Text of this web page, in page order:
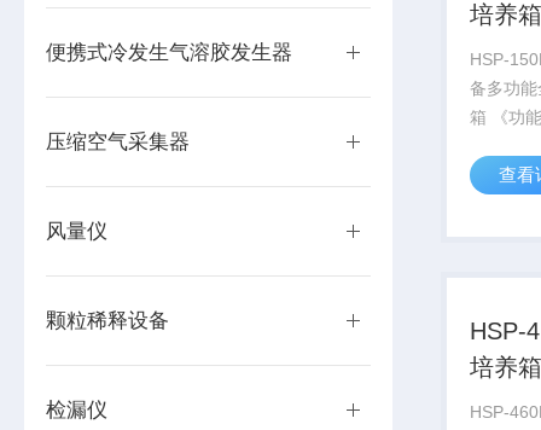
便携式冷发生气溶胶发生器
压缩空气采集器
风量仪
颗粒稀释设备
检漏仪
培养
HSP-
备多功
箱 《功能型》对需要一定温
药、育
查看
HSP-
培养
HSP-